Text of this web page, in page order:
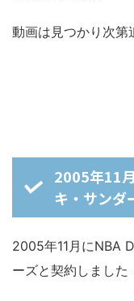
動画は見つかり次第
2005年11
キ・サンダ
2005年11月にNBA
ーズと契約しました